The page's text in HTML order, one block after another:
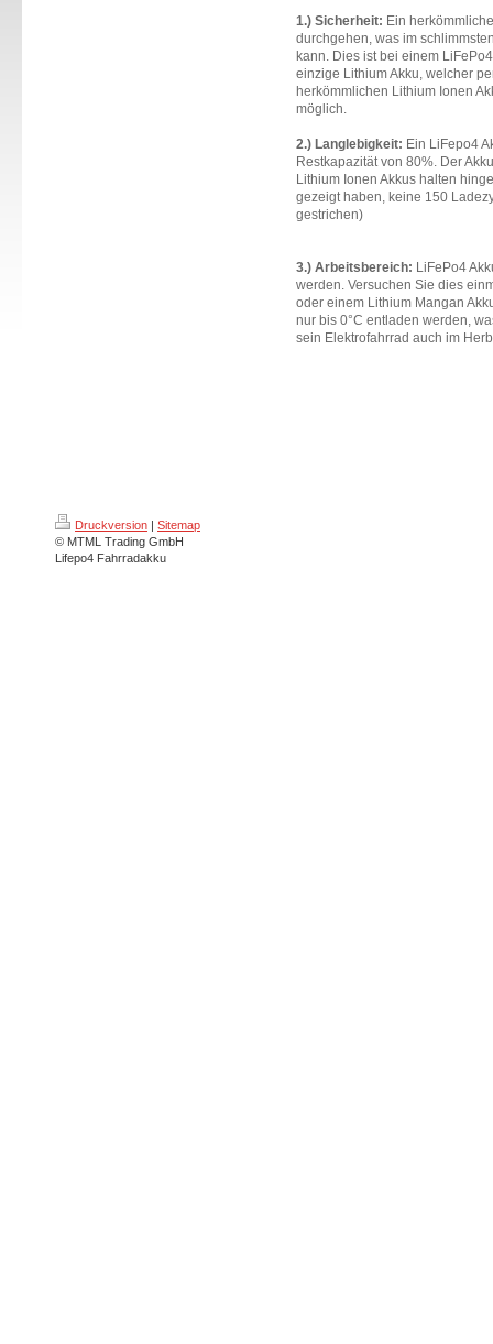
1.) Sicherheit: Ein
durchgehen, was im
kann. Dies ist bei einem
einzige Lithium Akku, welcher
herkömmlichen Lithium Ionen
möglich.
2.) Langlebigkeit: Ein LiFepo4
Restkapazität von 80%. Der
Lithium Ionen Akkus halten
gezeigt haben, keine 150
gestrichen)
3.) Arbeitsbereich: LiFePo4
werden. Versuchen Sie dies
oder einem Lithium Mangan
nur bis 0°C entladen werden,
sein Elektrofahrrad auch im
Druckversion | Sitemap
© MTML Trading GmbH
Lifepo4 Fahrradakku